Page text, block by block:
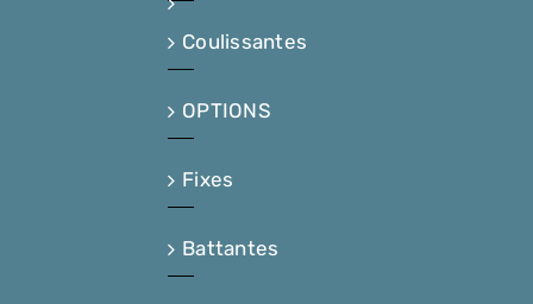
Coulissantes
OPTIONS
Fixes
Battantes